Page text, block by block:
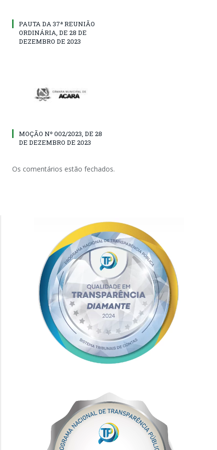
PAUTA DA 37ª REUNIÃO
ORDINÁRIA, DE 28 DE
DEZEMBRO DE 2023
MOÇÃO Nº 002/2023, DE 28
DE DEZEMBRO DE 2023
Os comentários estão fechados.